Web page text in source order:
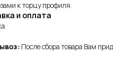
к торцу профиля.
и оплата
После сбора товара Вам